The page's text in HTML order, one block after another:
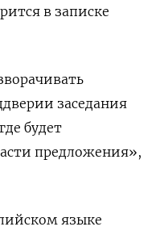
в записке
заседания
будет
предложения»,
языке